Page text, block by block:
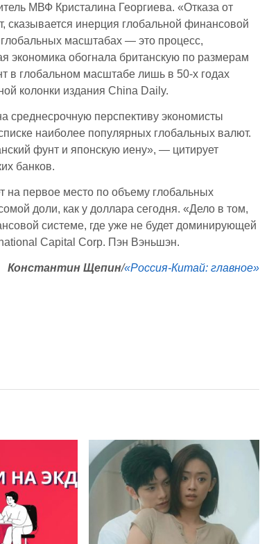
МВФ Кристалина Георгиева. «Отказа от
сказывается инерция глобальной финансовой
масштабах — это процесс,
экономика обогнала британскую по размерам
в глобальном масштабе лишь в 50-х годах
колонки издания China Daily.
среднесрочную перспективу экономисты
наиболее популярных глобальных валют.
фунт и японскую иену», — цитирует
банков.
первое место по объему глобальных
доли, как у доллара сегодня. «Дело в том,
системе, где уже не будет доминирующей
Capital Corp. Пэн Вэньшэн.
Константин Щепин/«Россия-Китай: главное»